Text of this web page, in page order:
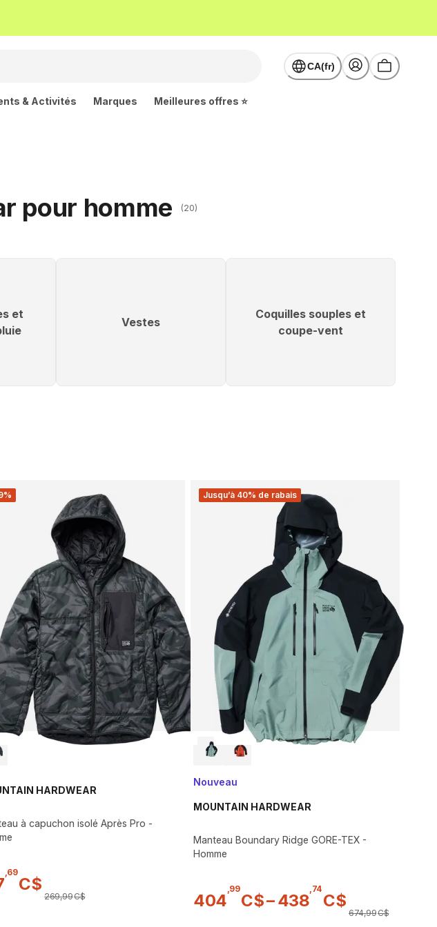
CA(fr)
& Activités Marques Meilleures offres ⭐
pour homme (20)
et
Vestes
Coquilles souples et
coupe-vent
HARDWEAR
à capuchon isolé Après Pro -
69
C$
269,99C$
Jusqu’à 40% de rabais
Nouveau
MOUNTAIN HARDWEAR
Manteau Boundary Ridge GORE-TEX -
Homme
404
99
C$–438
74
C$
674,99C$